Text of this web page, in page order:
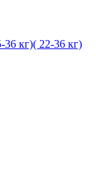
36 кг)( 22-36 кг)